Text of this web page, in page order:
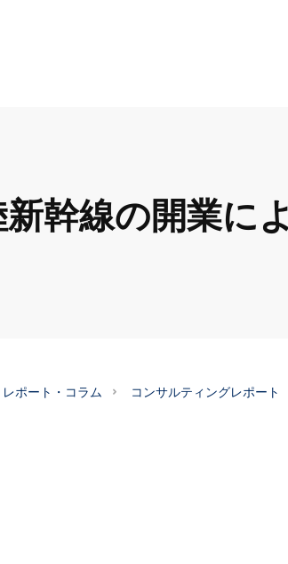
幹線の開業に
レポート・コラム コンサルティングレポート